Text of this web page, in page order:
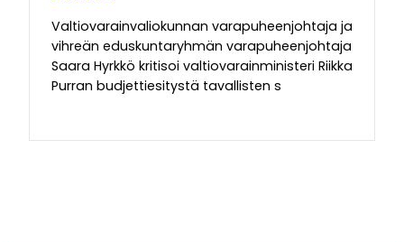
Valtiovarainvaliokunnan varapuheenjohtaja ja
vihreän eduskuntaryhmän varapuheenjohtaja
Saara Hyrkkö kritisoi valtiovarainministeri Riikka
Purran budjettiesitystä tavallisten s